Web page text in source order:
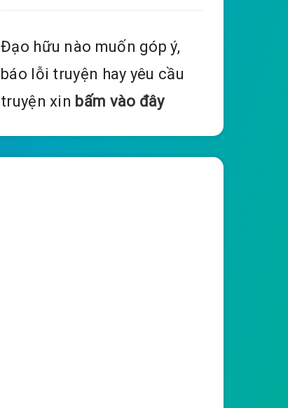
Đạo hữu nào muốn góp ý,
báo lỗi truyện hay yêu cầu
truyện xin bấm vào đây